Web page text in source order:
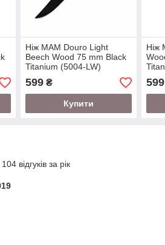
Ніж MAM Douro Light
Beech Wood 75 mm Black
Titanium (5004-LW)
599₴
Купити
Ніж
599
відгуків за рік